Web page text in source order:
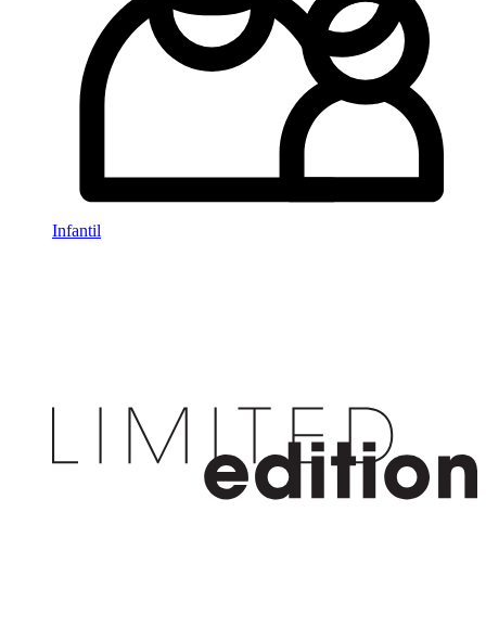
Infantil